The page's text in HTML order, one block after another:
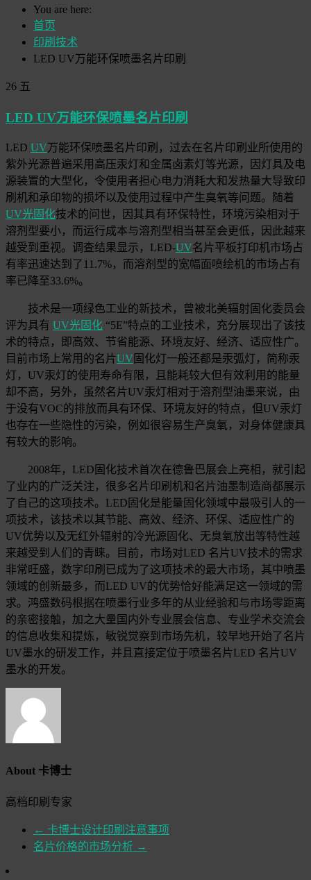
You are here:
首页
印刷技术
LED UV万能环保喷墨名片印刷
26 五
LED UV万能环保喷墨名片印刷
LED UV万能环保喷墨名片印刷，过去在名片印刷业所使用的
紫外光源普遍采用高压汞灯和金属卤素灯等光源，因灯具及电
源装置的大型化，令使用者担心电力消耗大和发热量大导致印
刷机和承印物的损坏以及使用过程中产生臭氧等问题。随着
UV光固化技术的问世，因其具有环保特性，环境污染相对于
溶剂型要小，而运行成本与溶剂型相当甚至会更低，因此越来
越受到重视。调查结果显示，LED-UV名片平板打印机市场占
有率迅速达到了11.7%，而溶剂型的宽幅面喷绘机的市场占有
率已降至33.6%。
技术是一项绿色工业的新技术，曾被北美辐射固化委员会
评为具有 UV光固化 “5E”特点的工业技术，充分展现出了该技
术的特点，即高效、节省能源、环境友好、经济、适应性广。
目前市场上常用的名片UV 固化灯一般还都是汞弧灯，简称汞
灯，UV汞灯的使用寿命有限，且能耗较大但有效利用的能量
却不高，另外，虽然名片UV汞灯相对于溶剂型油墨来说，由
于没有VOC的排放而具有环保、环境友好的特点，但UV汞灯
也存在一些隐性的污染，例如很容易生产臭氧，对身体健康具
有较大的影响。
2008年，LED固化技术首次在德鲁巴展会上亮相，就引起
了业内的广泛关注，很多名片印刷机和名片油墨制造商都展示
了自己的这项技术。LED固化是能量固化领域中最吸引人的一
项技术，该技术以其节能、高效、经济、环保、适应性广的
UV优势以及无红外辐射的冷光源固化、无臭氧放出等特性越
来越受到人们的青睐。目前，市场对LED 名片UV技术的需求
非常旺盛，数字印刷已成为了这项技术的最大市场，其中喷墨
领域的创新最多，而LED UV的优势恰好能满足这一领域的需
求。鸿盛数码根据在喷墨行业多年的从业经验和与市场零距离
的亲密接触，加之大量国内外专业展会信息、专业学术交流会
的信息收集和提炼，敏锐觉察到市场先机，较早地开始了名片
UV墨水的研发工作，并且直接定位于喷墨名片LED 名片UV
墨水的开发。
About 卡博士
高档印刷专家
← 卡博士设计印刷注意事项
名片价格的市场分析 →